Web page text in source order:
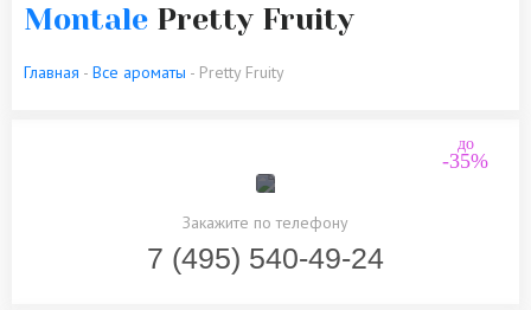
Montale Pretty Fruity
Главная - Все ароматы - Pretty Fruity
до
-35%
Закажите по телефону
7 (495) 540-49-24